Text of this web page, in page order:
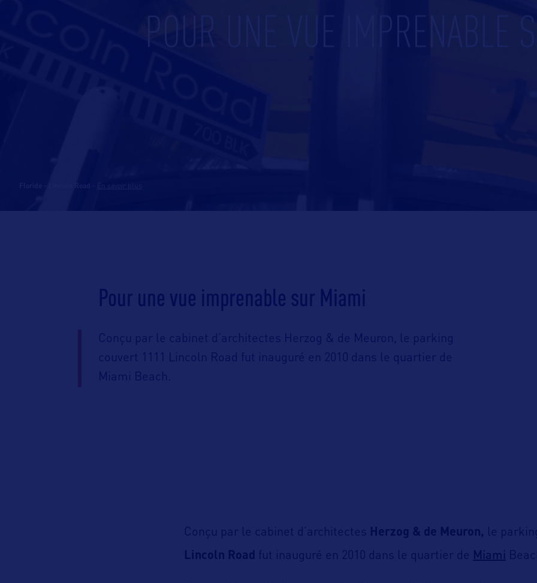
POUR UNE VUE IMPRENABLE
Pour une vue imprenable sur Miami
Conçu par le cabinet d’architectes Herzog & de Meuron, le parking
couvert 1111 Lincoln Road fut inauguré en 2010 dans le quartier de
Miami Beach.
Conçu par le cabinet d’architectes Herzog & de Meuron, le
Lincoln Road fut inauguré en 2010 dans le quartier de Miami